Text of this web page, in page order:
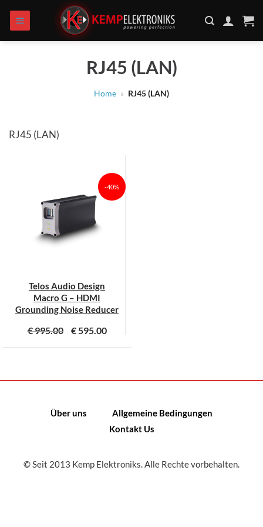
Inhalt
springen
RJ45 (LAN)
Home » RJ45 (LAN)
RJ45 (LAN)
-40%
Telos Audio Design
Macro G – HDMI
Grounding Noise Reducer
€995.00 €595.00
Über uns
Allgemeine Bedingungen
Kontakt Us
© Seit 2013 Kemp Elektroniks. Alle Rechte vorbehalten.